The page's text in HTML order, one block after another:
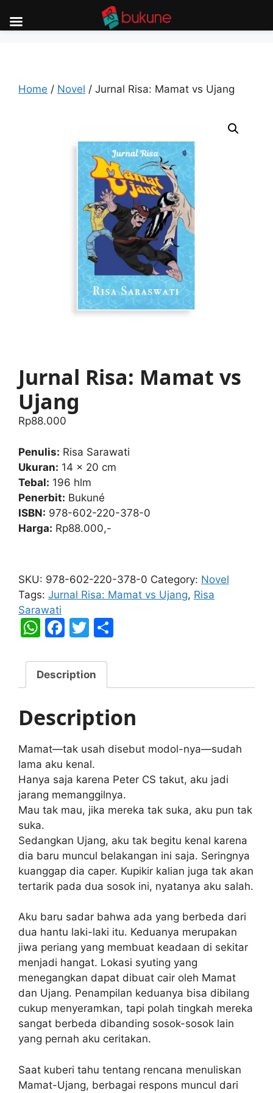
Home / Novel / Jurnal Risa: Mamat vs Ujang
Jurnal Risa: Mamat vs
Ujang
Rp88.000
Penulis: Risa Sarawati
Ukuran: 14 x 20 cm
Tebal: 196 hlm
Penerbit: Bukuné
ISBN: 978-602-220-378-0
Harga: Rp88.000,-
Risa:
Mamat
vs
Ujang
quantity
SKU: 978-602-220-378-0 Category: Novel
Tags: Jurnal Risa: Mamat vs Ujang, Risa
Sarawati
W
at
s
p
p
F
c
e
o
o
k
T
itt
er e
Description
Description
Mamat—tak usah disebut modol-nya—sudah
lama aku kenal.
Hanya saja karena Peter CS takut, aku jadi
jarang memanggilnya.
Mau tak mau, jika mereka tak suka, aku pun tak
suka.
Sedangkan Ujang, aku tak begitu kenal karena
dia baru muncul belakangan ini saja. Seringnya
kuanggap dia caper. Kupikir kalian juga tak akan
tertarik pada dua sosok ini, nyatanya aku salah.
Aku baru sadar bahwa ada yang berbeda dari
dua hantu laki-laki itu. Keduanya merupakan
jiwa periang yang membuat keadaan di sekitar
menjadi hangat. Lokasi syuting yang
menegangkan dapat dibuat cair oleh Mamat
dan Ujang. Penampilan keduanya bisa dibilang
cukup menyeramkan, tapi polah tingkah mereka
sangat berbeda dibanding sosok-sosok lain
yang pernah aku ceritakan.
Saat kuberi tahu tentang rencana menuliskan
Mamat-Ujang, berbagai respons muncul dari